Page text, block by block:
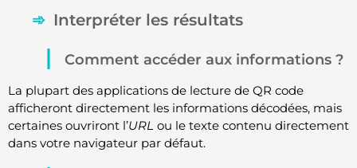
Interpréter les résultats
Comment accéder aux informations ?
La plupart des applications de lecture de QR code
afficheront directement les informations décodées, mais
certaines ouvriront l’URL ou le texte contenu directement
dans votre navigateur par défaut.